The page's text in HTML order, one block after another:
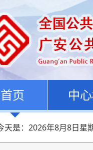
首页 中
天是： 2026年8月8日星